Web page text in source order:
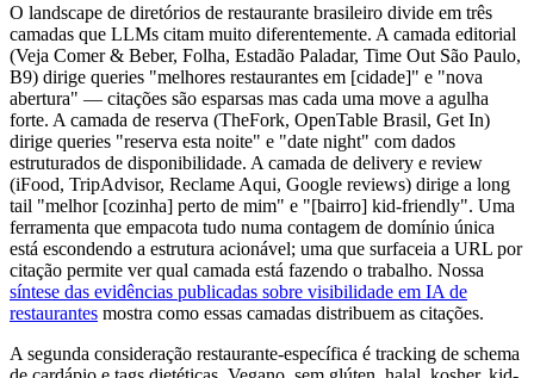
O landscape de diretórios de restaurante brasileiro divide em três
camadas que LLMs citam muito diferentemente. A camada editorial
(Veja Comer & Beber, Folha, Estadão Paladar, Time Out São Paulo,
B9) dirige queries "melhores restaurantes em [cidade]" e "nova
abertura" — citações são esparsas mas cada uma move a agulha
forte. A camada de reserva (TheFork, OpenTable Brasil, Get In)
dirige queries "reserva esta noite" e "date night" com dados
estruturados de disponibilidade. A camada de delivery e review
(iFood, TripAdvisor, Reclame Aqui, Google reviews) dirige a long
tail "melhor [cozinha] perto de mim" e "[bairro] kid-friendly". Uma
ferramenta que empacota tudo numa contagem de domínio única
está escondendo a estrutura acionável; uma que surfaceia a URL por
citação permite ver qual camada está fazendo o trabalho. Nossa
síntese das evidências publicadas sobre visibilidade em IA de
restaurantes mostra como essas camadas distribuem as citações.
A segunda consideração restaurante-específica é tracking de schema